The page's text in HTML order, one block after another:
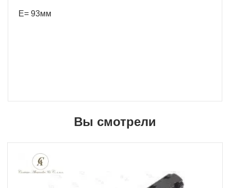
Е= 93мм
Вы смотрели